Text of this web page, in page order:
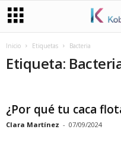
Inicio Etiquetas Bacteria
Etiqueta:
¿Por qué tu caca
Clara Martínez - 07/09/2024